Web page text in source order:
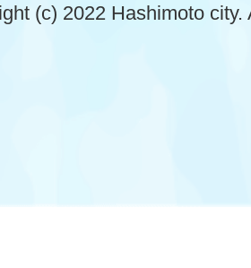
(c) 2022 Hashimoto